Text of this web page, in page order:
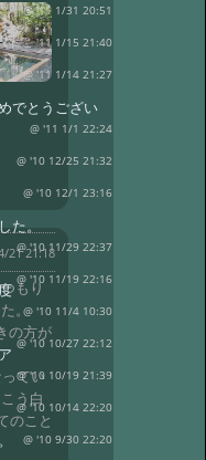
21 21:18
もり
。
の方が
てい
う白
のこと
@ '11 1/31 20:51
にこ '11 1/15 21:40
@ '11 1/14 21:27
でとうござい
@ '11 1/1 22:24
@ '10 12/25 21:32
@ '10 12/1 23:16
た。
@ '10 11/29 22:37
@ '10 11/19 22:16
@ '10 11/4 10:30
@ '10 10/27 22:12
@ '10 10/19 21:39
@ '10 10/14 22:20
@ '10 9/30 22:20